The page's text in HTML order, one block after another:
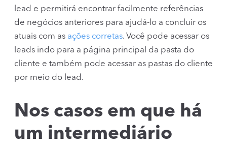
lead e permitirá encontrar facilmente referências
de negócios anteriores para ajudá-lo a concluir os
atuais com as ações corretas. Você pode acessar os
leads indo para a página principal da pasta do
cliente e também pode acessar as pastas do cliente
por meio do lead.
Nos casos em que há
um intermediário